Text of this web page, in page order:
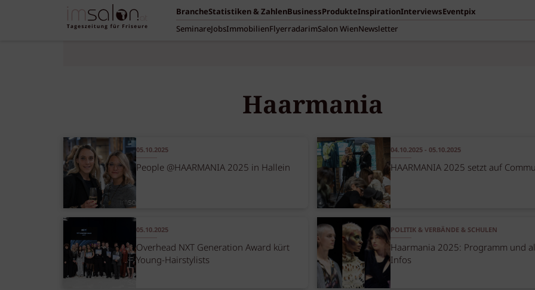
BrancheStatistiken & ZahlenBusinessProdukteInspirationInterviewsEventpix
SeminareJobsImmobilienFlyerradarimSalon WienNewsletter
Haarmania
05.10.2025
People @HAARMANIA 2025 in Hallein
04.10.2025 - 05.10.2025
HAARMANIA 2025 setzt auf
05.10.2025
Overhead NXT Generation Award kürt
Young-Hairstylists
POLITIK & VERBÄNDE & SCHULEN
Haarmania 2025: Programm und
Infos